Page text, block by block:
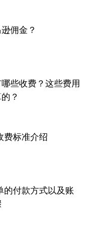
佣金？
些收费？这些费用
？
费标准介绍
的付款方式以及账